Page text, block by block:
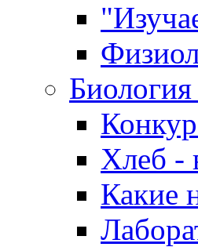
Хлеб -
Какие